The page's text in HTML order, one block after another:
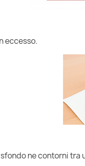
eccesso.
ne contorni